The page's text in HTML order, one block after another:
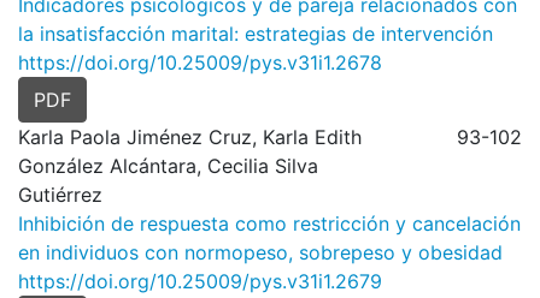
la insatisfacción marital: estrategias de intervención
https://doi.org/10.25009/pys.v31i1.2678
PDF
Karla Paola Jiménez Cruz, Karla Edith
González Alcántara, Cecilia Silva
Gutiérrez
93-102
Inhibición de respuesta como restricción y cancelación
en individuos con normopeso, sobrepeso y obesidad
https://doi.org/10.25009/pys.v31i1.2679